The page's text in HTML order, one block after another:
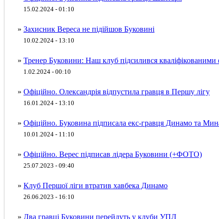
15.02.2024 - 01:10
» Захисник Вереса не підійшов Буковині
10.02.2024 - 13:10
» Тренер Буковини: Наш клуб підсилився кваліфікованими
1.02.2024 - 00:10
» Офіційно. Олександрія відпустила гравця в Першу лігу
16.01.2024 - 13:10
» Офіційно. Буковина підписала екс-гравця Динамо та
10.01.2024 - 11:10
» Офіційно. Верес підписав лідера Буковини (+ФОТО)
25.07.2023 - 09:40
» Клуб Першої ліги втратив хавбека Динамо
26.06.2023 - 16:10
» Два гравці Буковини перейдуть у клуби УПЛ